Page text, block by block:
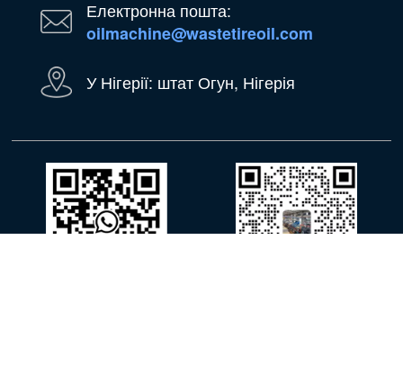
Електронна пошта:
oilmachine@wastetireoil.com
У Нігерії: штат Огун, Нігерія